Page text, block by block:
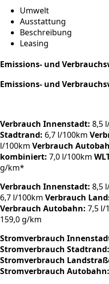
Umwelt
Ausstattung
Beschreibung
Leasing
Emissions- und
Emissions- und
Verbrauch Innenstadt: 8,5
Stadtrand: 6,7 l/100km
l/100km Verbrauch
kombiniert: 7,0 l/100km
g/km*
Verbrauch Innenstadt: 8,5
6,7 l/100km Verbrauch
Verbrauch Autobahn: 7,5 l/
159,0 g/km
Stromverbrauch
Stromverbrauch Stadtrand:
Stromverbrauch
Stromverbrauch Autobahn: